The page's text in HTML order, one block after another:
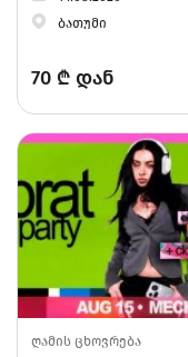
ბათუმი
70 ₾ დან
ღამის ცხოვრება